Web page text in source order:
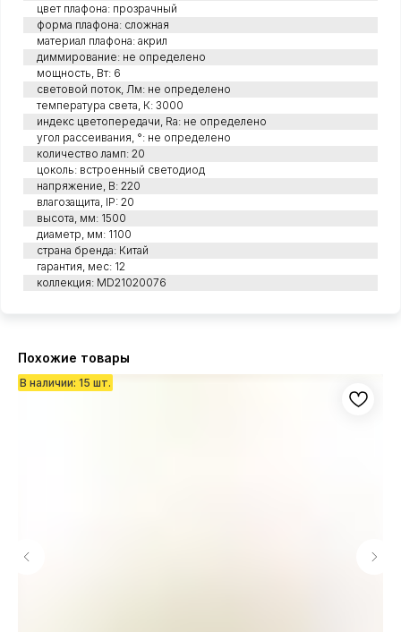
цвет плафона: прозрачный
форма плафона: сложная
материал плафона: акрил
диммирование: не определено
мощность, Вт: 6
световой поток, Лм: не определено
температура света, К: 3000
индекс цветопередачи, Ra: не определено
угол рассеивания, °: не определено
количество ламп: 20
цоколь: встроенный светодиод
напряжение, В: 220
влагозащита, IP: 20
высота, мм: 1500
диаметр, мм: 1100
страна бренда: Китай
гарантия, мес: 12
коллекция: MD21020076
Похожие товары